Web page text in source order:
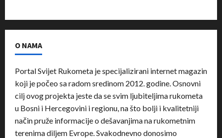
O NAMA
Portal Svijet Rukometa je specijalizirani internet magazin
koji je počeo sa radom sredinom 2012. godine. Osnovni
cilj ovog projekta jeste da se svim ljubiteljima rukometa
u Bosni i Hercegovini i regionu, na što bolji i kvalitetniji
način pruže informacije o dešavanjima na rukometnim
terenima diljem Evrope. Svakodnevno donosimo